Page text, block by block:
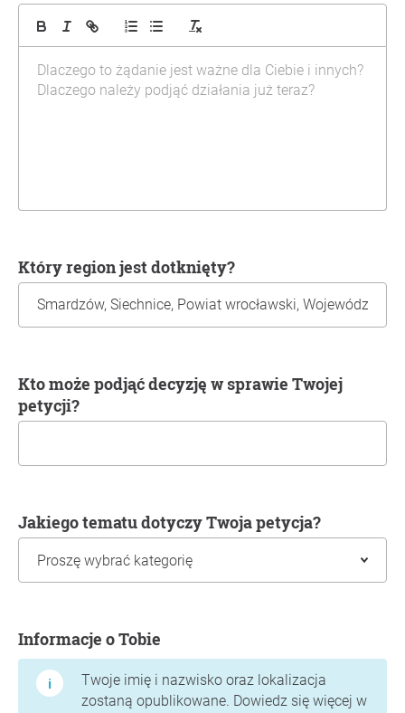
Który region jest dotknięty?
Kto może podjąć decyzję w sprawie Twojej
petycji?
Jakiego tematu dotyczy Twoja petycja?
Informacje o Tobie
Twoje imię i nazwisko oraz lokalizacja
zostaną opublikowane. Dowiedz się więcej w